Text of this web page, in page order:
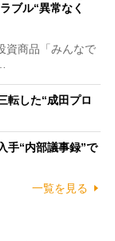
ブル“異常なく
資商品「みんなで
転した“成田プロ
手“内部議事録”で
一覧を見る